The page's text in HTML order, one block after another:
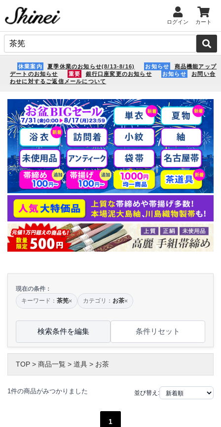
ログイン カート
休業案内 夏季休業のお知らせ(8/13-8/16) お知らせ
商品機能アップ
デートのお知らせ
重要 銀行口座変更のお知らせ お知らせ
お問い合
わせに対するご返信メールについて
現在の条件：
キーワード： 茶筅× カテゴリ： お茶×
検索条件を編集 条件リセット
TOP > 商品一覧 > 道具 > お茶
1件の商品がみつかりました 並び替え:
1